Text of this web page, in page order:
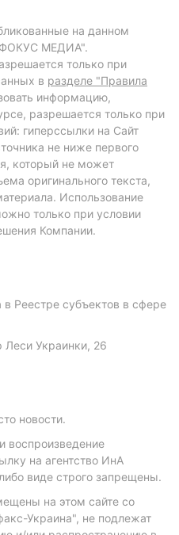
на данном
МЕДИА".
только при
в разделе "Правила
информацию,
разрешается только при
гиперссылки на Сайт
не ниже первого
который не может
оригинального текста,
Использование
только при условии
Компании.
Реестре субъектов в сфере
Леси Украинки, 26
новости.
воспроизведение
на агентство ИнА
виде строго запрещены.
на этом сайте со
Украина", не подлежат